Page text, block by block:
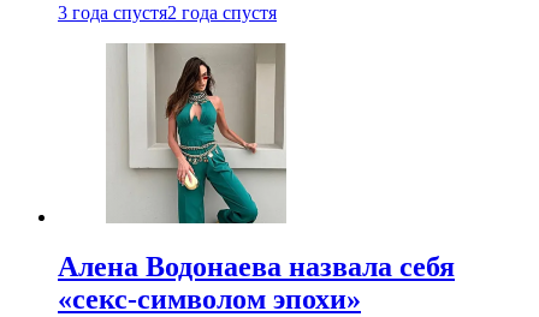
3 года спустя2 года спустя
Алена Водонаева назвала себя
«секс-символом эпохи»